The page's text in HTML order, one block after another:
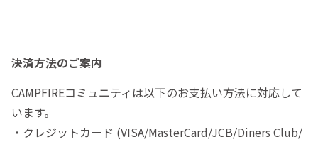
決済方法のご案内
CAMPFIREコミュニティは以下のお支払い方法に対応して
います。
・クレジットカード (VISA/MasterCard/JCB/Diners Club/